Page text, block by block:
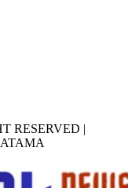
RESERVED |